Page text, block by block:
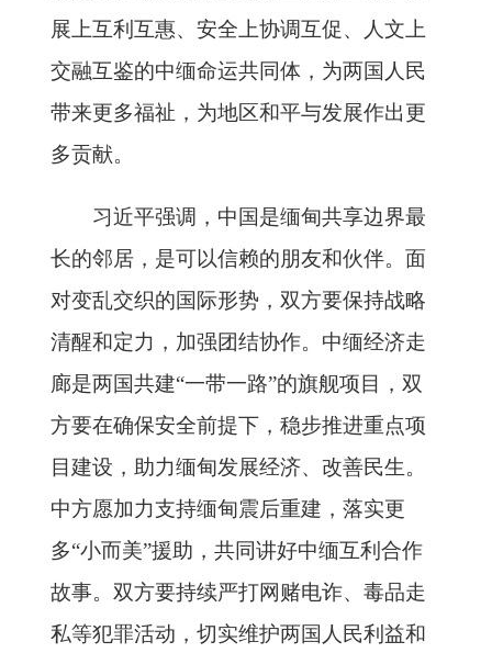
展上互利互惠、安全上协调互促、人文上
交融互鉴的中缅命运共同体，为两国人民
带来更多福祉，为地区和平与发展作出更
多贡献。
习近平强调，中国是缅甸共享边界最
长的邻居，是可以信赖的朋友和伙伴。面
对变乱交织的国际形势，双方要保持战略
清醒和定力，加强团结协作。中缅经济走
廊是两国共建“一带一路”的旗舰项目，双
方要在确保安全前提下，稳步推进重点项
目建设，助力缅甸发展经济、改善民生。
中方愿加力支持缅甸震后重建，落实更
多“小而美”援助，共同讲好中缅互利合作
故事。双方要持续严打网赌电诈、毒品走
私等犯罪活动，切实维护两国人民利益和